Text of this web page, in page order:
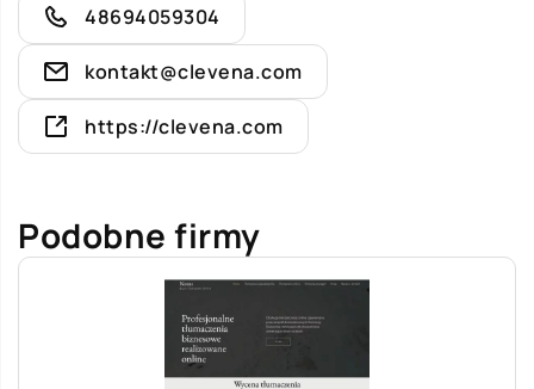
48694059304
kontakt@clevena.com
https://clevena.com
Podobne firmy